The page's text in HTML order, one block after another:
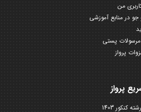
من
در منابع آموزشی
پستی
پرواز
پرواز
کنکور 1403